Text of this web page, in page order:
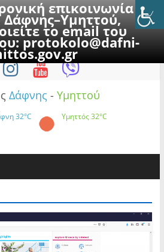
επικοινωνία με
το email του
protokolo@dafni-
9 Αυγούστου 2026
Δάφνης - Υμηττού
32°C Υμηττός32°C